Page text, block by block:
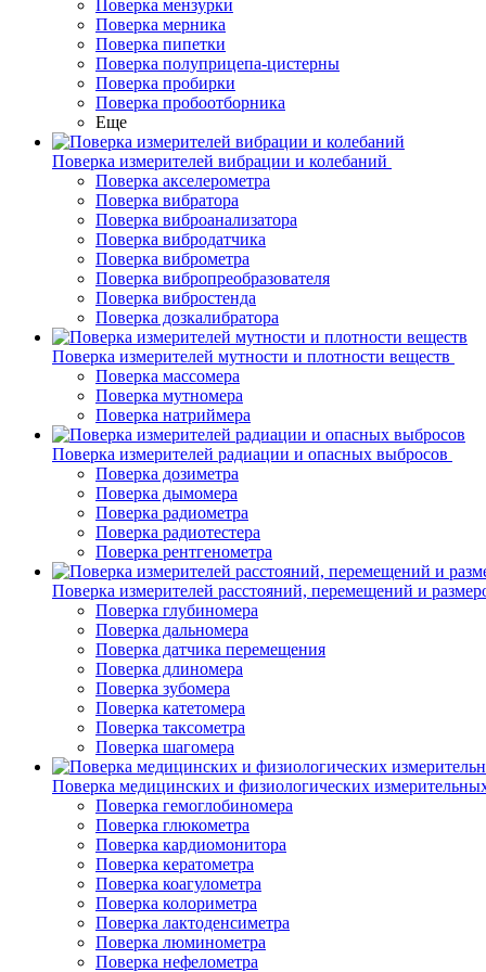
Поверка мензурки
Поверка мерника
Поверка пипетки
Поверка полуприцепа-цистерны
Поверка пробирки
Поверка пробоотборника
Еще
Поверка измерителей вибрации и колебаний
Поверка акселерометра
Поверка вибратора
Поверка виброанализатора
Поверка вибродатчика
Поверка виброметра
Поверка вибропреобразователя
Поверка вибростенда
Поверка дозкалибратора
Поверка измерителей мутности и плотности веществ
Поверка массомера
Поверка мутномера
Поверка натриймера
Поверка измерителей радиации и опасных выбросов
Поверка дозиметра
Поверка дымомера
Поверка радиометра
Поверка радиотестера
Поверка рентгенометра
Поверка измерителей расстояний, перемещений и
Поверка глубиномера
Поверка дальномера
Поверка датчика перемещения
Поверка длиномера
Поверка зубомера
Поверка катетомера
Поверка таксометра
Поверка шагомера
Поверка медицинских и физиологических
Поверка гемоглобиномера
Поверка глюкометра
Поверка кардиомонитора
Поверка кератометра
Поверка коагулометра
Поверка колориметра
Поверка лактоденсиметра
Поверка люминометра
Поверка нефелометра